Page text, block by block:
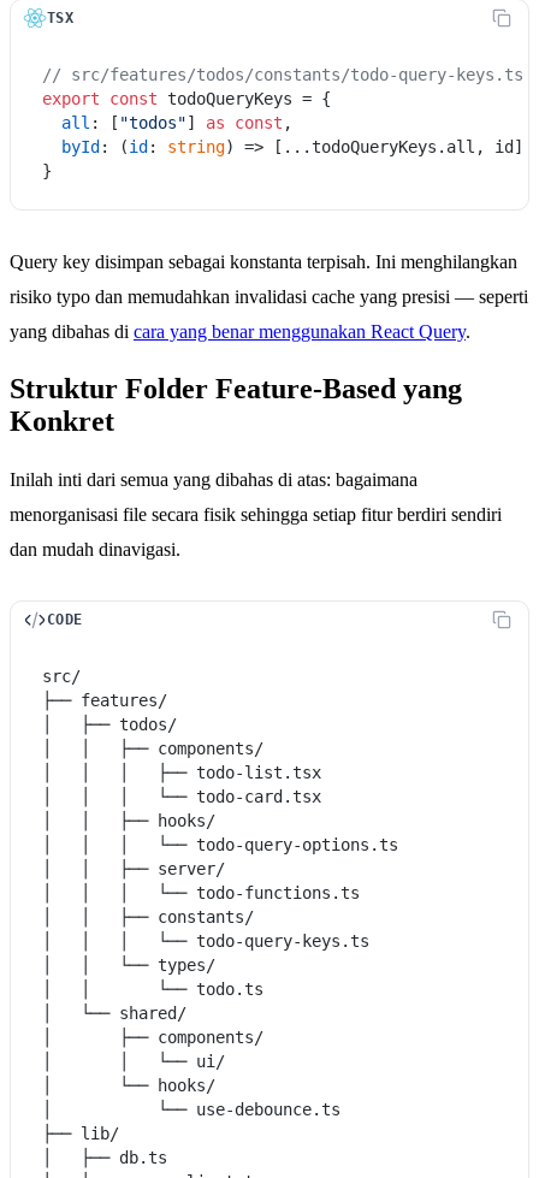
TSX
// src/features/todos/constants/todo-query-keys.ts
export
const todoQueryKeys = {
all : [ "todos"] as const ,
byId : (id : string) => [...todoQueryKeys. all , id]
Query key disimpan sebagai konstanta terpisah. Ini menghilangkan
risiko typo dan memudahkan invalidasi cache yang presisi — seperti
yang dibahas di cara yang benar menggunakan React Query.
Struktur Folder Feature-Based yang
Konkret
Inilah inti dari semua yang dibahas di atas: bagaimana
menorganisasi file secara fisik sehingga setiap fitur berdiri sendiri
dan mudah dinavigasi.
CODE
src/
├── features/
│   ├── todos/
│   │   ├── components/
│   │   │   ├── todo-list.tsx
│   │   │   └── todo-card.tsx
│   │   ├── hooks/
│   │   │   └── todo-query-options.ts
│   │   ├── server/
│   │   │   └── todo-functions.ts
│   │   ├── constants/
│   │   │   └── todo-query-keys.ts
│   │   └── types/
│   │       └── todo.ts
│   └── shared/
│       ├── components/
│       │   └── ui/
│       └── hooks/
│           └── use-debounce.ts
├── lib/
│   ├── db.ts